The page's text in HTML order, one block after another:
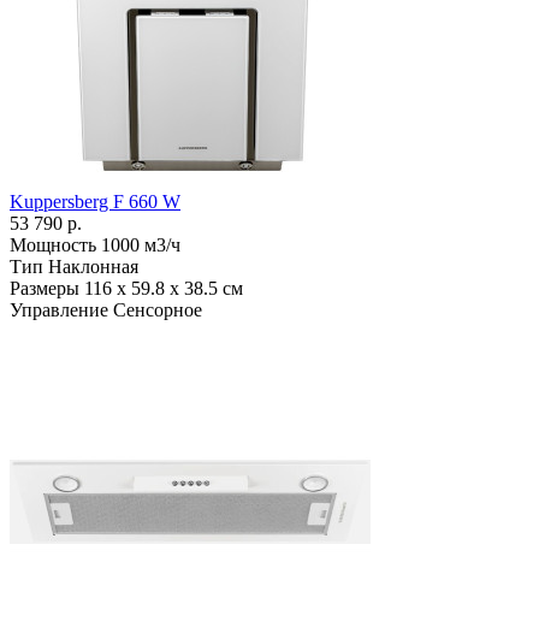
Kuppersberg F 660 W
53 790 р.
Мощность 1000 м3/ч
Тип Наклонная
Размеры 116 х 59.8 х 38.5 см
Управление Сенсорное